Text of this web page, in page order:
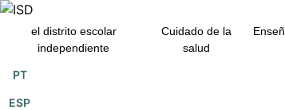
contenido
el distrito escolar
independiente
Cuidado de la
salud
PT
ESP